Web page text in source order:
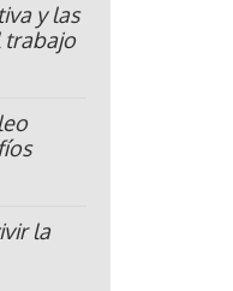
y las
trabajo
la